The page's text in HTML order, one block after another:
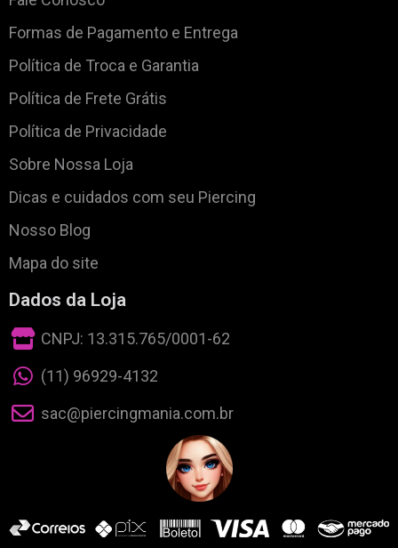
Formas de Pagamento e Entrega
Política de Troca e Garantia
Política de Frete Grátis
Política de Privacidade
Sobre Nossa Loja
Dicas e cuidados com seu Piercing
Nosso Blog
Mapa do site
Dados da Loja
CNPJ: 13.315.765/0001-62
(11) 96929-4132
sac@piercingmania.com.br